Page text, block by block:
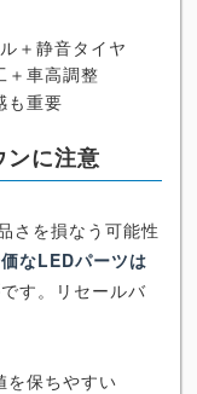
＋静音タイヤ
＋車高調整
も重要
ンに注意
さを損なう可能性
なLEDパーツは
です。リセールバ
を保ちやすい